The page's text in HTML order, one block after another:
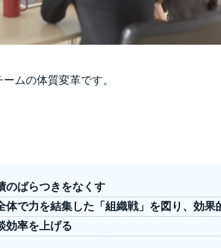
ムの体質変革です。
のばらつきをなくす
で力を結集した「組織戦」を図り、効果
効率を上げる